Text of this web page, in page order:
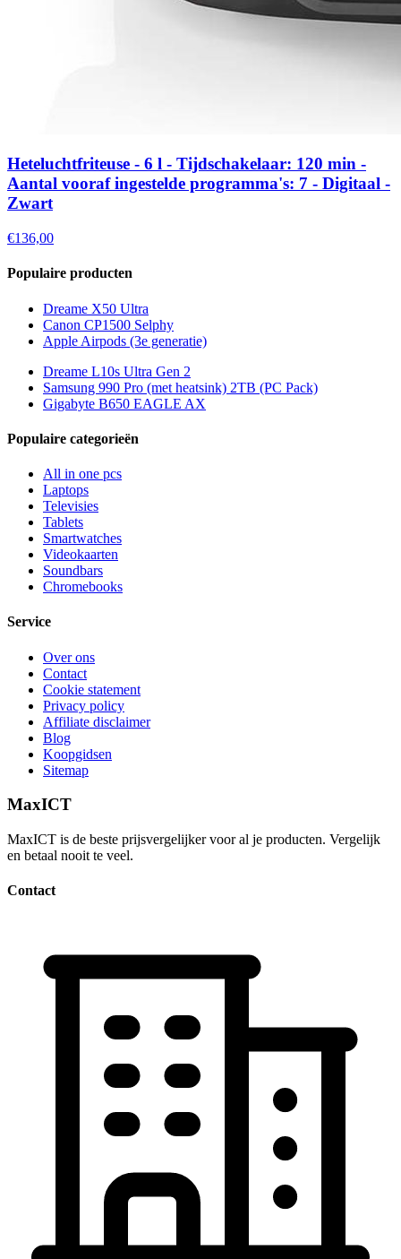
Heteluchtfriteuse - 6 l - Tijdschakelaar: 120 min -
Aantal vooraf ingestelde programma's: 7 - Digitaal -
Zwart
€136,00
Populaire producten
Dreame X50 Ultra
Canon CP1500 Selphy
Apple Airpods (3e generatie)
Dreame L10s Ultra Gen 2
Samsung 990 Pro (met heatsink) 2TB (PC Pack)
Gigabyte B650 EAGLE AX
Populaire categorieën
All in one pcs
Laptops
Televisies
Tablets
Smartwatches
Videokaarten
Soundbars
Chromebooks
Service
Over ons
Contact
Cookie statement
Privacy policy
Affiliate disclaimer
Blog
Koopgidsen
Sitemap
MaxICT
MaxICT is de beste prijsvergelijker voor al je producten. Vergelijk
en betaal nooit te veel.
Contact